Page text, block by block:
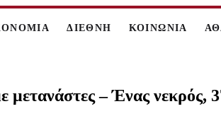
ΔΙΕΘΝΗ ΚΟΙΝΩΝΙΑ
– Ένας νεκρός,